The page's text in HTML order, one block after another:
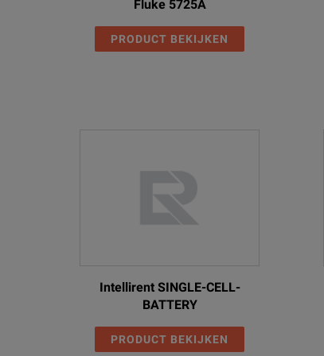
Fluke 5725A
PRODUCT BEKIJKEN
Intellirent SINGLE-CELL-
BATTERY
PRODUCT BEKIJKEN